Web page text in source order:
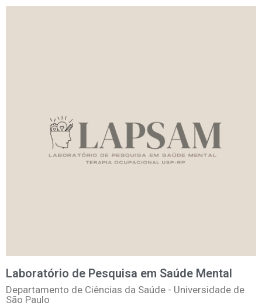
Laboratório de Pesquisa em Saúde Mental
Departamento de Ciências da Saúde - Universidade de
São Paulo